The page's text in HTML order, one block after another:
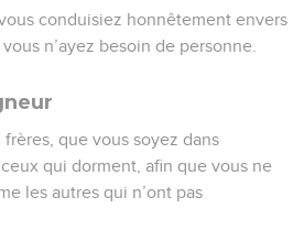
conduisiez honnêtement envers
n’ayez besoin de personne.
que vous soyez dans
qui dorment, afin que vous ne
les autres qui n’ont pas